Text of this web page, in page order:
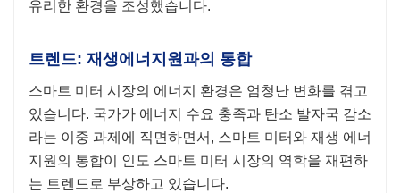
유리한 환경을 조성했습니다.
트렌드: 재생에너지원과의 통합
스마트 미터 시장의 에너지 환경은 엄청난 변화를 겪고
있습니다. 국가가 에너지 수요 충족과 탄소 발자국 감소
라는 이중 과제에 직면하면서, 스마트 미터와 재생 에너
지원의 통합이 인도 스마트 미터 시장의 역학을 재편하
는 트렌드로 부상하고 있습니다.